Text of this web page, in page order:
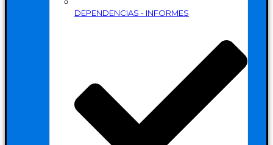
DEPENDENCIAS - INFORMES